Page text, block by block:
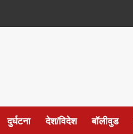
दुर्घटना देश/विदेश बॉलीवुड